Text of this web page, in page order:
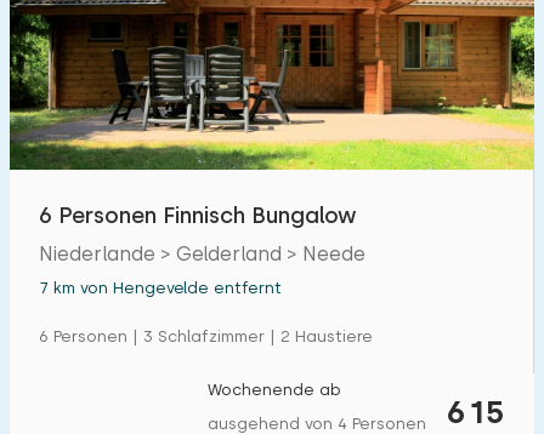
6 Personen Finnisch Bungalow
Niederlande > Gelderland > Neede
7 km von Hengevelde entfernt
6 Personen | 3 Schlafzimmer | 2 Haustiere
615
Wochenende ab
ausgehend von 4 Personen